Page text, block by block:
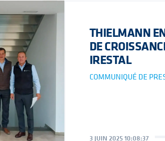
THIELMANN
DE
IRESTAL
COMMUNIQUÉ DE
3 JUIN 2025 10:08:37